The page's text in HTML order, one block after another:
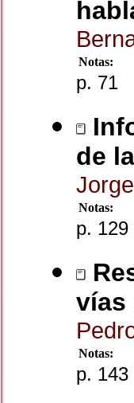
Notas:
p. 71
de
Notas:
p. 129
vías
Notas:
p. 143